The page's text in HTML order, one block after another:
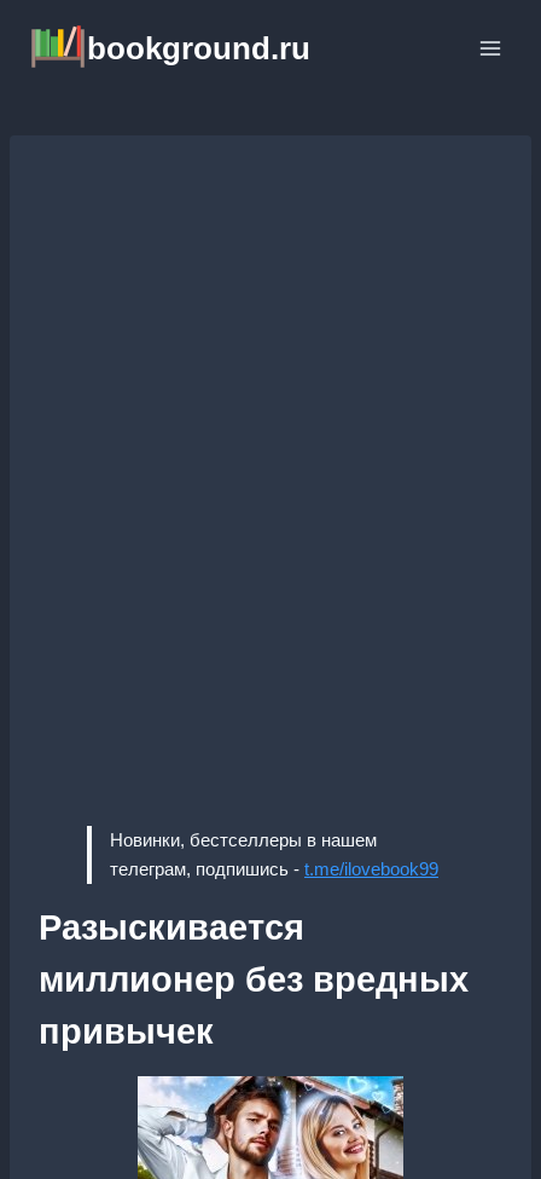
содержимому
bookground.ru
Новинки, бестселлеры в нашем
телеграм, подпишись - t.me/ilovebook99
Разыскивается
миллионер без вредных
привычек